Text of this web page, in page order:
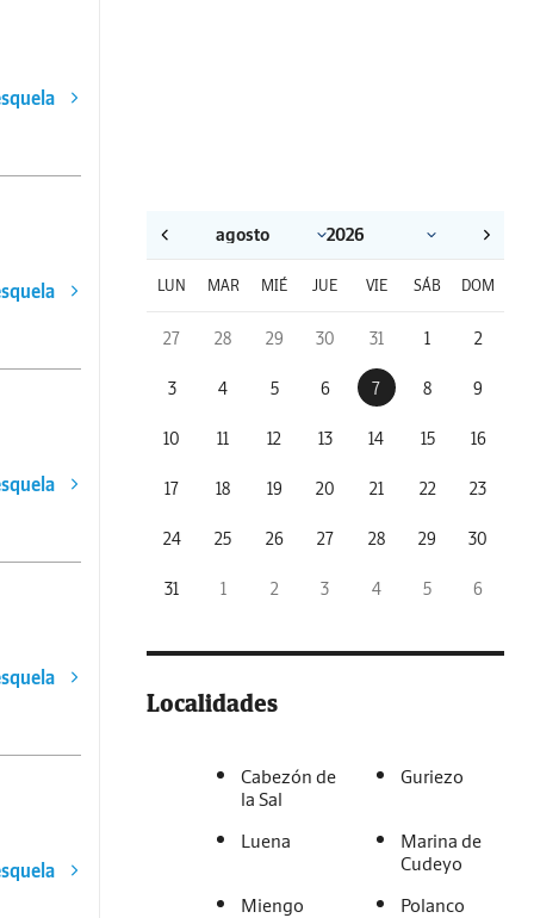
LUN MAR MIÉ JUE VIE SÁB DOM
27 28 29 30 31 1 2
3 4 5 6 7 8 9
10 11 12 13 14 15 16
17 18 19 20 21 22 23
24 25 26 27 28 29 30
31 1 2 3 4 5 6
Localidades
Cabezón de
la Sal
Guriezo
Luena
Marina de
Cudeyo
Miengo
Polanco